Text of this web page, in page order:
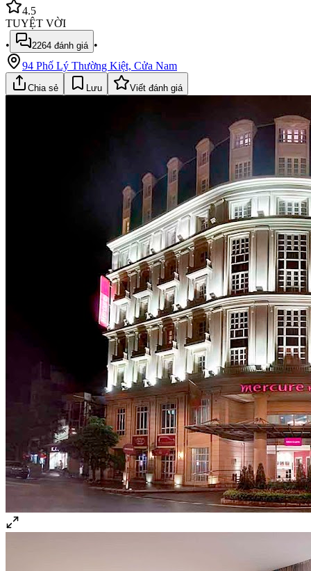
4.5
TUYỆT VỜI
•
2264 đánh giá •
94 Phố Lý Thường Kiệt, Cửa Nam
Chia sẻ Lưu Viết đánh giá